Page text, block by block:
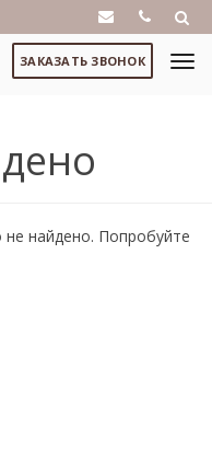
ЗАКАЗАТЬ ЗВОНОК
найдено. Попробуйте